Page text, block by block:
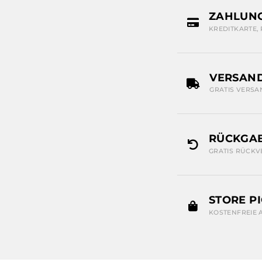
GRATIS
GRATIS
STORE
KOSTENFREIE